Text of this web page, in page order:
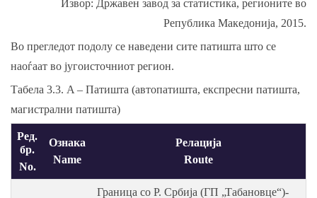
Извор: Државен завод за статистика, регионите во
Република Македонија, 2015.
Во прегледот подолу се наведени сите патишта што се
наоѓаат во југоисточниот регион.
Табела 3.3. A – Патишта (автопатишта, експресни патишта,
магистрални патишта)
Ред.
бр.
No.
Ознака
Name
Релација
Route
Граница со Р. Србија (ГП „Табановце“)-